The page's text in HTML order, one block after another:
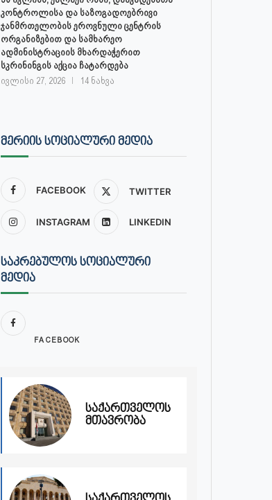
კონტროლისა და საზოგადოებრივი
ჯანმრთელობის ეროვნული ცენტრის
ორგანიზებით და სამხარეო
ადმინისტრაციის მხარდაჭერით
სკრინინგის აქცია ჩატარდება
ივლისი 27, 2026 14 ნახვა
ᲛᲔᲠᲘᲘᲡ ᲡᲝᲪᲘᲐᲚᲣᲠᲘ ᲛᲔᲓᲘᲐ
FACEBOOK TWITTER
INSTAGRAM LINKEDIN
ᲡᲐᲙᲠᲔᲑᲣᲚᲝᲡ ᲡᲝᲪᲘᲐᲚᲣᲠᲘ
ᲛᲔᲓᲘᲐ
FACEBOOK
საქართველოს
მთავრობა